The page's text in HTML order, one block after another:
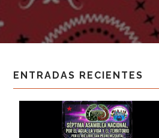
ENTRADAS RECIENTES